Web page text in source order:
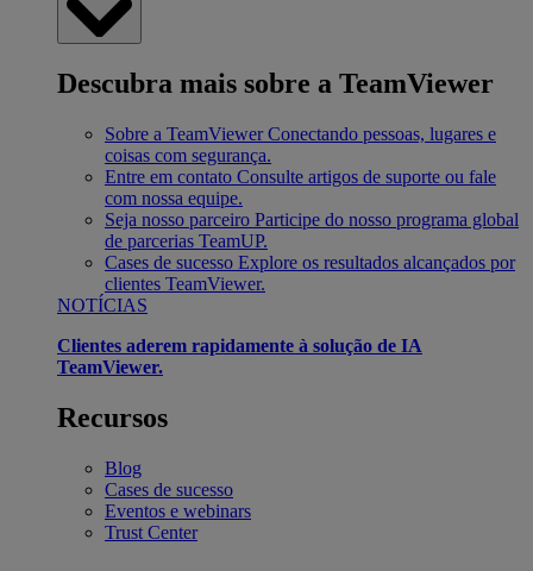
Descubra mais sobre a TeamViewer
Sobre a TeamViewer Conectando pessoas, lugares e
coisas com segurança.
Entre em contato Consulte artigos de suporte ou fale
com nossa equipe.
Seja nosso parceiro Participe do nosso programa global
de parcerias TeamUP.
Cases de sucesso Explore os resultados alcançados por
clientes TeamViewer.
NOTÍCIAS
Clientes aderem rapidamente à solução de IA
TeamViewer.
Recursos
Blog
Cases de sucesso
Eventos e webinars
Trust Center